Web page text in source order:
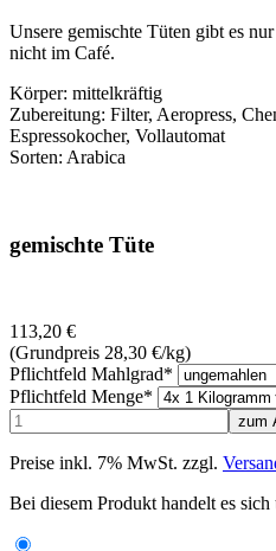
Unsere gemischte Tüten gibt es
nicht im Café.
Körper: mittelkräftig
Zubereitung: Filter, Aeropress,
Espressokocher, Vollautomat
Sorten: Arabica
gemischte Tüte
113,20 €
(Grundpreis 28,30 €/kg)
Pflichtfeld Mahlgrad*
Pflichtfeld Menge*
Preise inkl. 7% MwSt. zzgl.
Bei diesem Produkt handelt es